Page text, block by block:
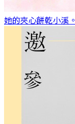
她的夾心餅乾小溪。